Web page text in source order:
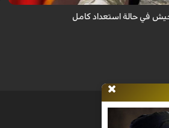
في حالة استعداد كامل